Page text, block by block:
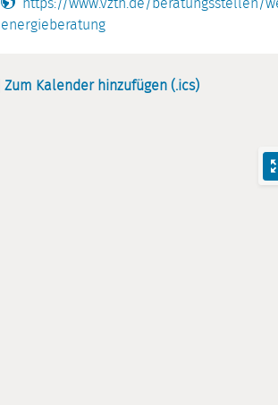
https://www.vzth.de/beratungsstellen/
energieberatung
Zum Kalender hinzufügen (.ics)